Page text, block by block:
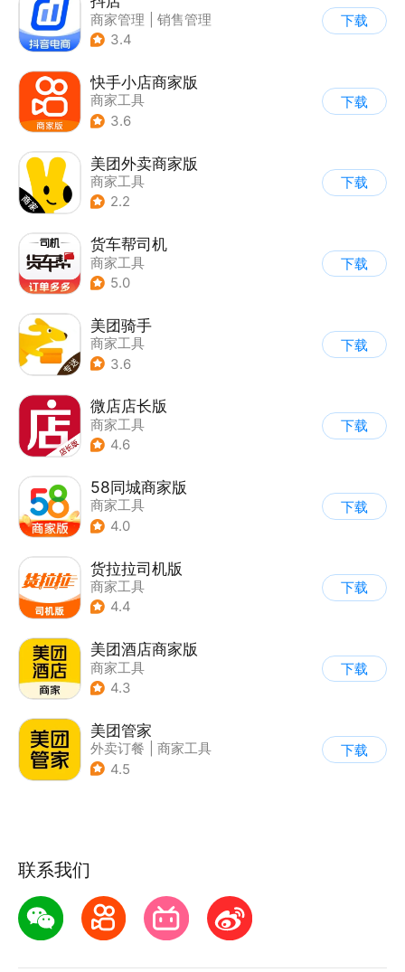
商家管理
销售管理
3.4
下载
快手小店商家版
商家工具
3.6
下载
美团外卖商家版
商家工具
2.2
下载
货车帮司机
商家工具
5.0
下载
美团骑手
商家工具
3.6
下载
微店店长版
商家工具
4.6
下载
58同城商家版
商家工具
4.0
下载
货拉拉司机版
商家工具
4.4
下载
美团酒店商家版
商家工具
4.3
下载
美团管家
外卖订餐
商家工具
4.5
下载
联系我们